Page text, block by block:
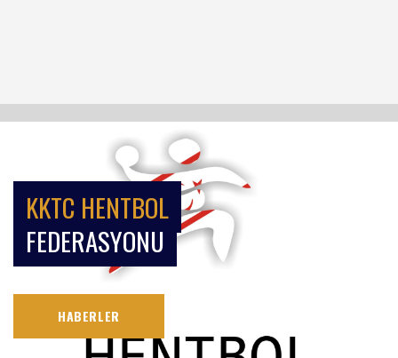
KKTC HENTBOL
FEDERASYONU
HABERLER